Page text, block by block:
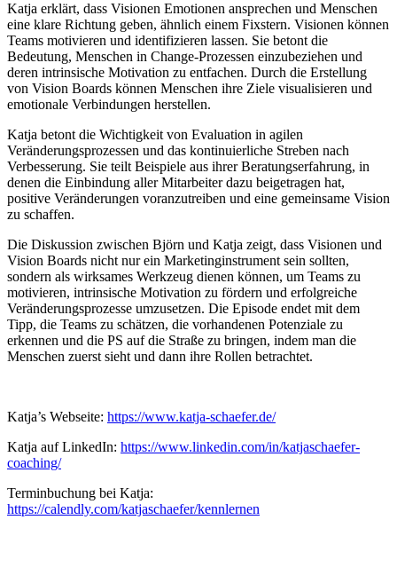
Katja erklärt, dass Visionen Emotionen ansprechen und Menschen
eine klare Richtung geben, ähnlich einem Fixstern. Visionen können
Teams motivieren und identifizieren lassen. Sie betont die
Bedeutung, Menschen in Change-Prozessen einzubeziehen und
deren intrinsische Motivation zu entfachen. Durch die Erstellung
von Vision Boards können Menschen ihre Ziele visualisieren und
emotionale Verbindungen herstellen.
Katja betont die Wichtigkeit von Evaluation in agilen
Veränderungsprozessen und das kontinuierliche Streben nach
Verbesserung. Sie teilt Beispiele aus ihrer Beratungserfahrung, in
denen die Einbindung aller Mitarbeiter dazu beigetragen hat,
positive Veränderungen voranzutreiben und eine gemeinsame Vision
zu schaffen.
Die Diskussion zwischen Björn und Katja zeigt, dass Visionen und
Vision Boards nicht nur ein Marketinginstrument sein sollten,
sondern als wirksames Werkzeug dienen können, um Teams zu
motivieren, intrinsische Motivation zu fördern und erfolgreiche
Veränderungsprozesse umzusetzen. Die Episode endet mit dem
Tipp, die Teams zu schätzen, die vorhandenen Potenziale zu
erkennen und die PS auf die Straße zu bringen, indem man die
Menschen zuerst sieht und dann ihre Rollen betrachtet.
Katja’s Webseite: https://www.katja-schaefer.de/
Katja auf LinkedIn: https://www.linkedin.com/in/katjaschaefer-
coaching/
Terminbuchung bei Katja:
https://calendly.com/katjaschaefer/kennlernen